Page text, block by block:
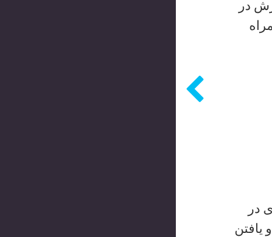
در
در
یافتن